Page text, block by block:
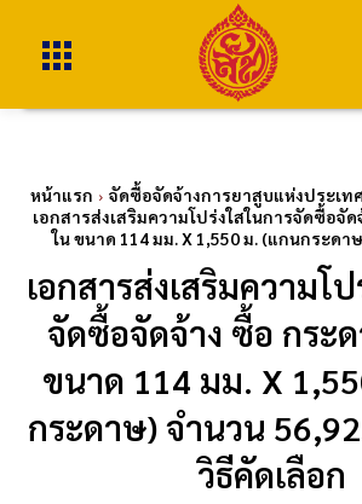
หน้าแรก จัดซื้อจัดจ้างการยาสูบแห่งประเท
เอกสารส่งเสริมความโปร่งใสในการจัดซื้อจั
ใน ขนาด 114 มม. X 1,550 ม. (แกนกระดา
เอกสารส่งเสริมความโ
จัดซื้อจัดจ้าง ซื้อ กระ
ขนาด 114 มม. X
กระดาษ) จำนวน
วิธีคัดเลือก